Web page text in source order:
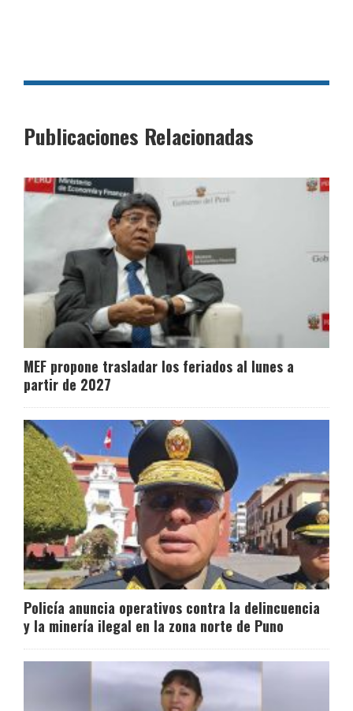
Publicaciones Relacionadas
MEF propone trasladar los feriados al lunes a
partir de 2027
Policía anuncia operativos contra la delincuencia
y la minería ilegal en la zona norte de Puno